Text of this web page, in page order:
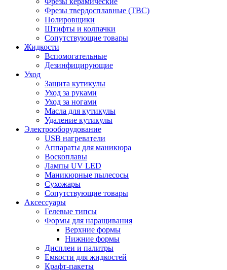
Фрезы твердосплавные (ТВС)
Полировщики
Штифты и колпачки
Сопутствующие товары
Жидкости
Вспомогательные
Дезинфицирующие
Уход
Защита кутикулы
Уход за руками
Уход за ногами
Масла для кутикулы
Удаление кутикулы
Электрооборудование
USB нагреватели
Аппараты для маникюра
Воскоплавы
Лампы UV LED
Маникюрные пылесосы
Сухожары
Сопутствующие товары
Аксессуары
Гелевые типсы
Формы для наращивания
Верхние формы
Нижние формы
Дисплеи и палитры
Емкости для жидкостей
Крафт-пакеты